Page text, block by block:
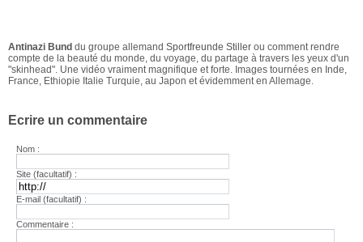
Antinazi Bund du groupe allemand Sportfreunde Stiller ou comment rendre
compte de la beauté du monde, du voyage, du partage à travers les yeux d'un
"skinhead". Une vidéo vraiment magnifique et forte. Images tournées en Inde,
France, Ethiopie Italie Turquie, au Japon et évidemment en Allemage.
Ecrire un commentaire
Nom :
Site (facultatif) :
E-mail (facultatif) :
Commentaire :